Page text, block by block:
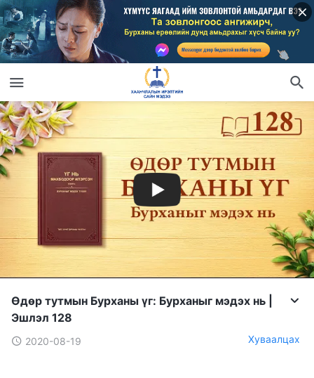
Өдөр тутмын Бурханы үг: Бурханыг мэдэх нь |
Эшлэл 128
2020-08-19 Хуваалцах